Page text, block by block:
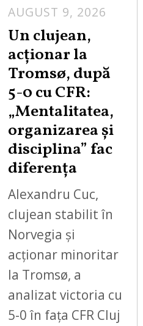
AUGUST 9, 2026
Un clujean,
acționar la
Tromsø, după
5-0 cu CFR:
„Mentalitatea,
organizarea și
disciplina” fac
diferența
Alexandru Cuc,
clujean stabilit în
Norvegia și
acționar minoritar
la Tromsø, a
analizat victoria cu
5-0 în fața CFR Cluj